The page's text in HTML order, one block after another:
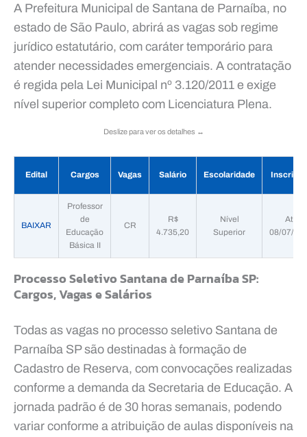
A Prefeitura Municipal de Santana de Parnaíba, no
estado de São Paulo, abrirá as vagas sob regime
jurídico estatutário, com caráter temporário para
atender necessidades emergenciais. A contratação
é regida pela Lei Municipal nº 3.120/2011 e exige
nível superior completo com Licenciatura Plena.
Deslize para ver os detalhes ↔️
Edital Cargos Vagas Salário Escolaridade
BAIXAR
Professor
de
Educação
Básica II
CR
R$
4.735,20
Nível
Superior
Até
08/07/
Processo Seletivo Santana de Parnaíba SP:
Cargos, Vagas e Salários
Todas as vagas no processo seletivo Santana de
Parnaíba SP são destinadas à formação de
Cadastro de Reserva, com convocações realizadas
conforme a demanda da Secretaria de Educação. A
jornada padrão é de 30 horas semanais, podendo
variar conforme a atribuição de aulas disponíveis na